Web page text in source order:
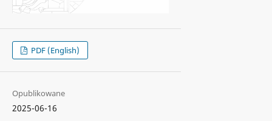
PDF (English)
Opublikowane
2025-06-16